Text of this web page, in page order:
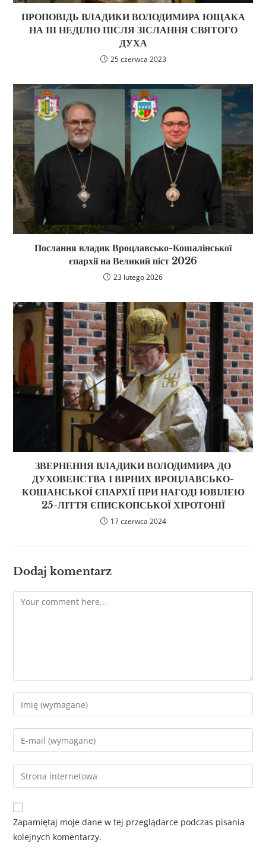
ПРОПОВІДЬ ВЛАДИКИ ВОЛОДИМИРА ЮЩАКА
НА ІІІ НЕДІЛЮ ПІСЛЯ ЗІСЛАННЯ СВЯТОГО
ДУХА
25 czerwca 2023
Послання владик Вроцлавсько-Кошалінської
єпархії на Великий піст 2026
23 lutego 2026
ЗВЕРНЕННЯ ВЛАДИКИ ВОЛОДИМИРА ДО
ДУХОВЕНСТВА І ВІРНИХ ВРОЦЛАВСЬКО-
КОШАНСЬКОЇ ЄПАРХІЇ ПРИ НАГОДІ ЮВІЛЕЮ
25-ЛІТТЯ ЄПИСКОПСЬКОЇ ХІРОТОНІЇ
17 czerwca 2024
Dodaj komentarz
Zapamiętaj moje dane w tej przeglądarce podczas pisania
kolejnych komentarzy.